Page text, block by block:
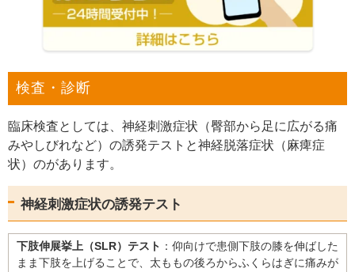
検査・診断
臨床検査としては、神経刺激症状（臀部から足に広がる痛
みやしびれなど）の誘発テストと神経脱落症状（麻痺症
状）のがあります。
神経刺激症状の誘発テスト
下肢伸展挙上（SLR）テスト ：仰向けで患側下肢の膝を伸ばした
まま下肢を上げることで、太ももの後ろからふくらはぎに痛みが